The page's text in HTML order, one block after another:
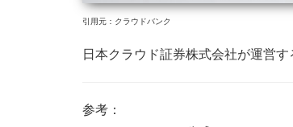
引用元：クラウドバンク
日本クラウド証券株式会社が運営
参考：